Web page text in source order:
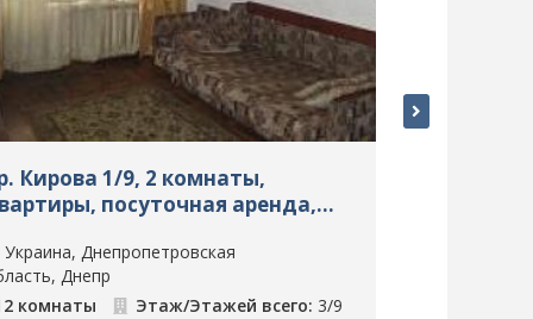
Кирова 1/9, 2 комнаты,
посуточная аренда,
Украина, Днепропетровская
Днепр
2 комнаты
Этаж/Этажей всего: 3/9